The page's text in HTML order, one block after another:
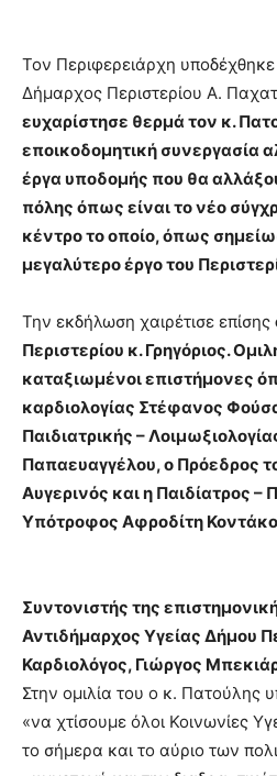
Τον Περιφερειάρχη
Δήμαρχος Περιστερίου Α.
ευχαρίστησε θερμά τον κ.
εποικοδομητική συνεργασία
έργα υποδομής που θα
πόλης όπως είναι το νέο
κέντρο το οποίο, όπως
μεγαλύτερο έργο του
Την εκδήλωση χαιρέτισε επίσης
Περιστερίου κ. Γρηγόριος.
καταξιωμένοι επιστήμονες
καρδιολογίας Στέφανος
Παιδιατρικής –
Παπαευαγγέλου, ο Πρόεδρος
Αυγερινός και η Παιδίατρος –
Υπότροφος Αφροδίτη
Συντονιστής της
Αντιδήμαρχος Υγείας Δήμου
Καρδιολόγος, Γιώργος
Στην ομιλία του ο κ. Πατούλης
«να χτίσουμε όλοι Κοινωνίες
το σήμερα και το αύριο των